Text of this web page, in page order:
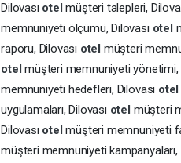
Dilovası otelmüşteri talepleri,
memnuniyeti ölçümü, Dilovası otel
raporu, Dilovası otel müşteri
otelmüşteri memnuniyeti yönetimi,
memnuniyeti hedefleri, Dilovası otel
uygulamaları, Dilovası otel müşteri
Dilovası otelmüşteri memnuniyeti
müşteri memnuniyeti kampanyaları,